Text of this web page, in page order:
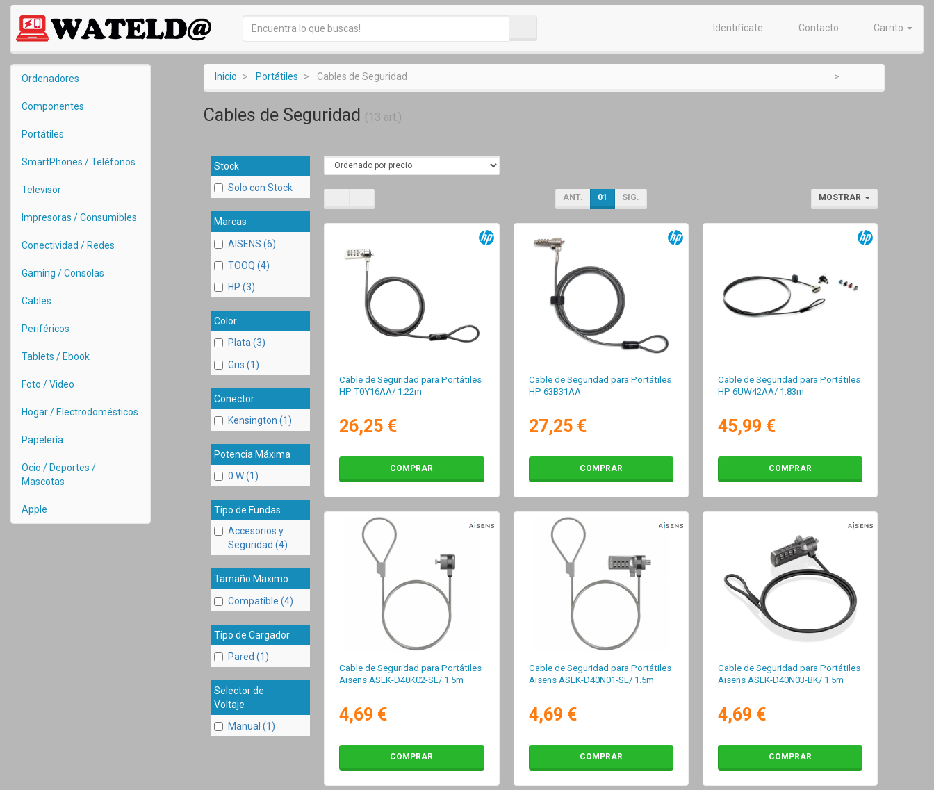
Identifícate Contacto Carrito
Ordenadores
Componentes
Portátiles
SmartPhones / Teléfonos
Televisor
Impresoras / Consumibles
Conectividad / Redes
Gaming / Consolas
Cables
Periféricos
Tablets / Ebook
Foto / Video
Hogar / Electrodomésticos
Papelería
Ocio / Deportes /
Mascotas
Apple
Inicio Portátiles Cables de Seguridad
Cables de Seguridad (13 art.)
Stock
Solo con Stock
Marcas
AISENS (6)
TOOQ (4)
HP (3)
Color
Plata (3)
Gris (1)
Conector
Kensington (1)
Potencia Máxima
0 W (1)
Tipo de Fundas
Accesorios y
Seguridad (4)
Tamaño Maximo
Compatible (4)
Tipo de Cargador
Pared (1)
Selector de
Voltaje
Manual (1)
ANT. 01 SIG. MOSTRAR
Cable de Seguridad para Portátiles
HP T0Y16AA/ 1.22m
26,25 €
COMPRAR
Cable de Seguridad para Portátiles
HP 63B31AA
27,25 €
COMPRAR
Cable de Seguridad para Portátiles
HP 6UW42AA/ 1.83m
45,99 €
COMPRAR
Cable de Seguridad para Portátiles
Aisens ASLK-D40K02-SL/ 1.5m
4,69 €
COMPRAR
Cable de Seguridad para Portátiles
Aisens ASLK-D40N01-SL/ 1.5m
4,69 €
COMPRAR
Cable de Seguridad para Portátiles
Aisens ASLK-D40N03-BK/ 1.5m
4,69 €
COMPRAR